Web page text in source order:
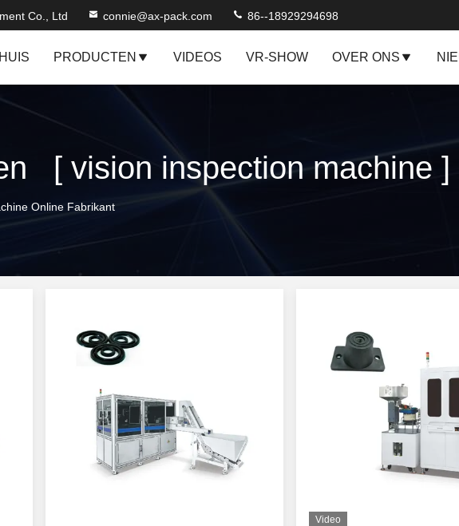
Co., Ltd connie@ax-pack.com 86--18929294698
PRODUCTEN VIDEOS VR-SHOW OVER ONS
Online Fabrikant
Video